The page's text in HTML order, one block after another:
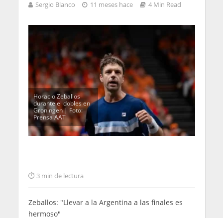
Sergio Blanco 11 meses hace 4 Min Read
Horacio Zeballos
durante el dobles en
Groningen | Foto:
Prensa AAT
3 min de lectura
Zeballos: "Llevar a la Argentina a las finales es
hermoso"